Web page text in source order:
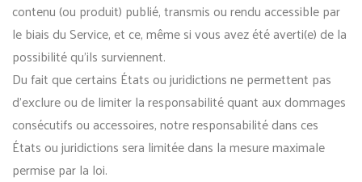
contenu (ou produit) publié, transmis ou rendu accessible par
le biais du Service, et ce, même si vous avez été averti(e) de la
possibilité qu’ils surviennent.
Du fait que certains États ou juridictions ne permettent pas
d’exclure ou de limiter la responsabilité quant aux dommages
consécutifs ou accessoires, notre responsabilité dans ces
États ou juridictions sera limitée dans la mesure maximale
permise par la loi.